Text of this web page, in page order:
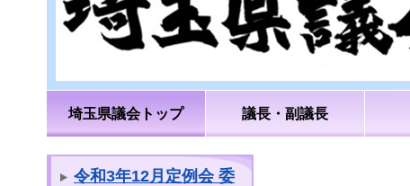
埼玉県議会トップ 議長・副議長
令和3年12月定例会 委